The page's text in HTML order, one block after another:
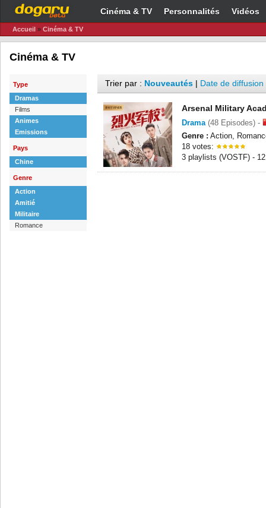
Cinéma & TV Personnalités Vidéos
Accueil » Cinéma & TV
Cinéma & TV
Type
Dramas
Films
Animes
Emissions
Pays
Chine
Genre
Action
Amitié
Militaire
Romance
Trier par : Nouveautés | Date de diffusion
Arsenal Military
Drama(48 Episodes) -
Genre : Action,
18 votes:
3 playlists (VOSTF) -